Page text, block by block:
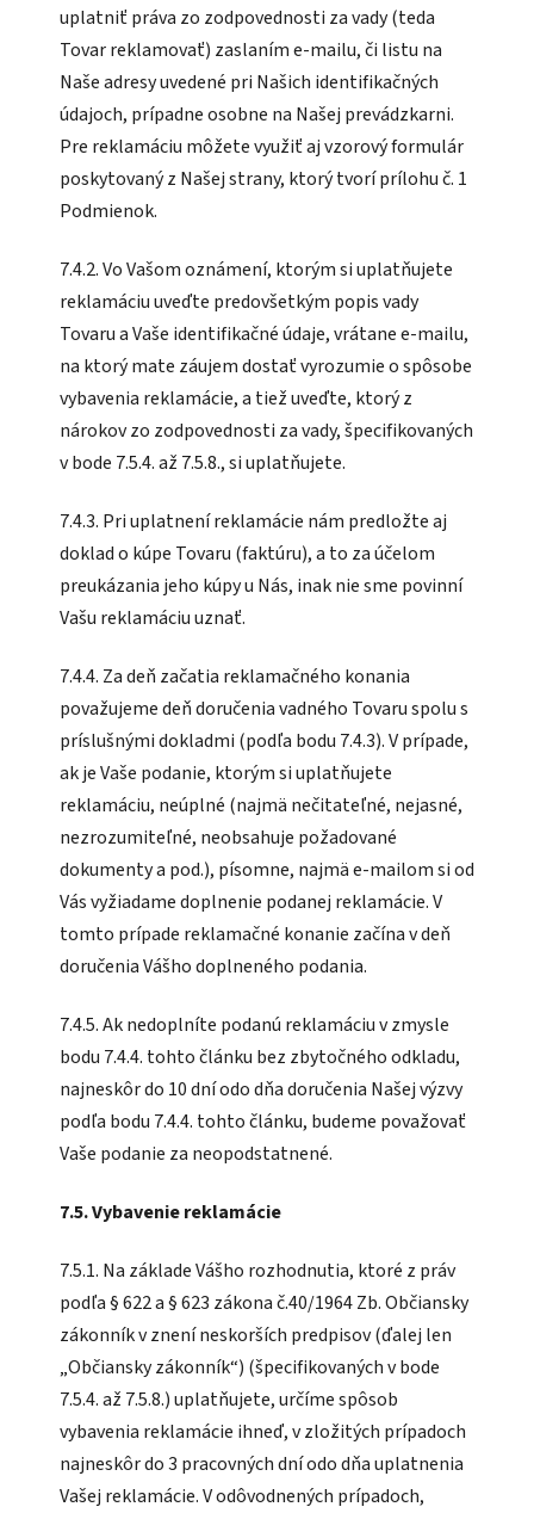
uplatniť práva zo zodpovednosti za vady (teda
Tovar reklamovať) zaslaním e-mailu, či listu na
Naše adresy uvedené pri Našich identifikačných
údajoch, prípadne osobne na Našej prevádzkarni.
Pre reklamáciu môžete využiť aj vzorový formulár
poskytovaný z Našej strany, ktorý tvorí prílohu č. 1
Podmienok.
7.4.2. Vo Vašom oznámení, ktorým si uplatňujete
reklamáciu uveďte predovšetkým popis vady
Tovaru a Vaše identifikačné údaje, vrátane e-mailu,
na ktorý mate záujem dostať vyrozumie o spôsobe
vybavenia reklamácie, a tiež uveďte, ktorý z
nárokov zo zodpovednosti za vady, špecifikovaných
v bode 7.5.4. až 7.5.8., si uplatňujete.
7.4.3. Pri uplatnení reklamácie nám predložte aj
doklad o kúpe Tovaru (faktúru), a to za účelom
preukázania jeho kúpy u Nás, inak nie sme povinní
Vašu reklamáciu uznať.
7.4.4. Za deň začatia reklamačného konania
považujeme deň doručenia vadného Tovaru spolu s
príslušnými dokladmi (podľa bodu 7.4.3). V prípade,
ak je Vaše podanie, ktorým si uplatňujete
reklamáciu, neúplné (najmä nečitateľné, nejasné,
nezrozumiteľné, neobsahuje požadované
dokumenty a pod.), písomne, najmä e-mailom si od
Vás vyžiadame doplnenie podanej reklamácie. V
tomto prípade reklamačné konanie začína v deň
doručenia Vášho doplneného podania.
7.4.5. Ak nedoplníte podanú reklamáciu v zmysle
bodu 7.4.4. tohto článku bez zbytočného odkladu,
najneskôr do 10 dní odo dňa doručenia Našej výzvy
podľa bodu 7.4.4. tohto článku, budeme považovať
Vaše podanie za neopodstatnené.
7.5. Vybavenie reklamácie
7.5.1. Na základe Vášho rozhodnutia, ktoré z práv
podľa § 622 a § 623 zákona č.40/1964 Zb. Občiansky
zákonník v znení neskorších predpisov (ďalej len
„Občiansky zákonník“) (špecifikovaných v bode
7.5.4. až 7.5.8.) uplatňujete, určíme spôsob
vybavenia reklamácie ihneď, v zložitých prípadoch
najneskôr do 3 pracovných dní odo dňa uplatnenia
Vašej reklamácie. V odôvodnených prípadoch,